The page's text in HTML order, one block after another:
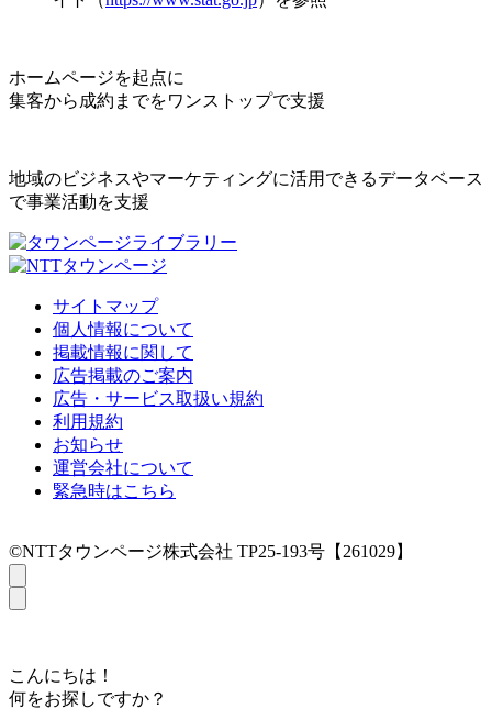
ホームページを起点に
集客から成約までをワンストップで支援
地域のビジネスやマーケティングに活用できるデータベース
で事業活動を支援
サイトマップ
個人情報について
掲載情報に関して
広告掲載のご案内
広告・サービス取扱い規約
利用規約
お知らせ
運営会社について
緊急時はこちら
©NTTタウンページ株式会社 TP25-193号【261029】
こんにちは！
何をお探しですか？